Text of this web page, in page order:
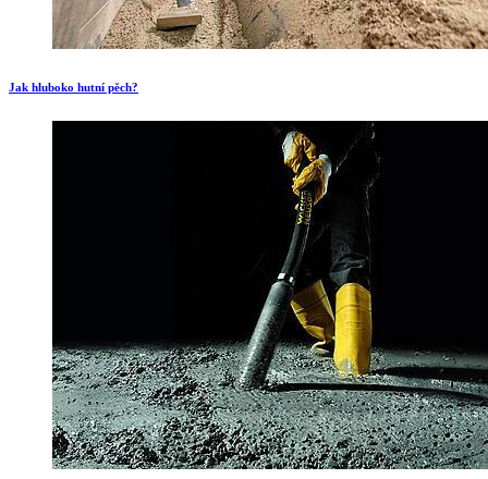
Jak hluboko hutní pěch?